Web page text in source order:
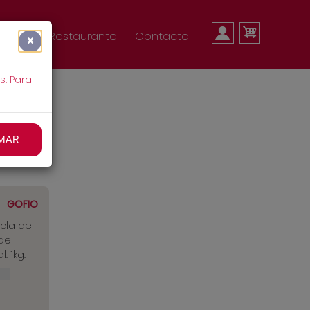
×
Para
MENÚ
Restaurante Contacto
GOFIO
de
1kg.